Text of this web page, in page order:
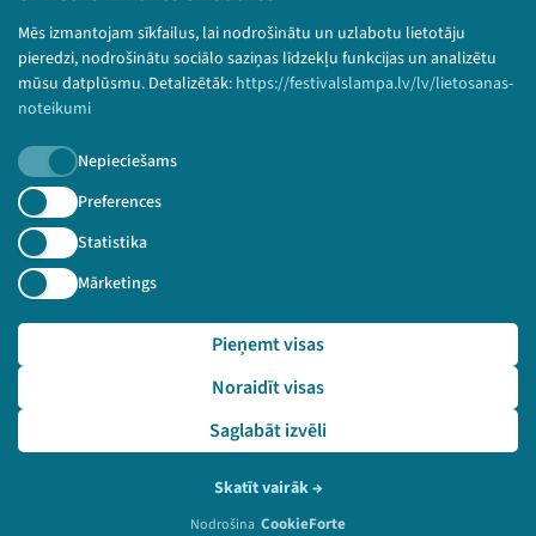
Mēs izmantojam sīkfailus, lai nodrošinātu un uzlabotu lietotāju
pieredzi, nodrošinātu sociālo saziņas līdzekļu funkcijas un analizētu
mūsu datplūsmu. Detalizētāk: https://festivalslampa.lv/lv/lietosanas-
noteikumi
Nepieciešams
Preferences
Statistika
Mārketings
Saglabāt izvēli
Noraidīt visas
Pieņemt visas
Skatīt vairāk→
Nodrošina CookieForte
Bērnu aizsardzības politika
© 2026 Sarunu festivāls LAMPA Visas tiesības
paturētas.
Piesakies jaunumiem!
Nepalaid garām aktuālāko informāciju!
Pieteikties
🔗 https://festivalslampa.lv/lv/dalibnieki/5765